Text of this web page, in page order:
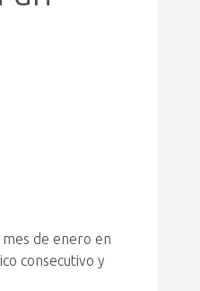
de enero en
consecutivo y